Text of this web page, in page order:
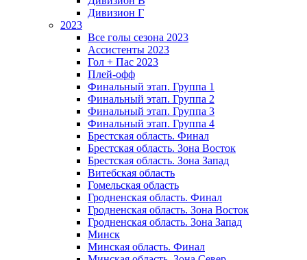
Дивизион Г
2023
Все голы сезона 2023
Ассистенты 2023
Гол + Пас 2023
Плей-офф
Финальный этап. Группа 1
Финальный этап. Группа 2
Финальный этап. Группа 3
Финальный этап. Группа 4
Брестская область. Финал
Брестская область. Зона Восток
Брестская область. Зона Запад
Витебская область
Гомельская область
Гродненская область. Финал
Гродненская область. Зона Восток
Гродненская область. Зона Запад
Минск
Минская область. Финал